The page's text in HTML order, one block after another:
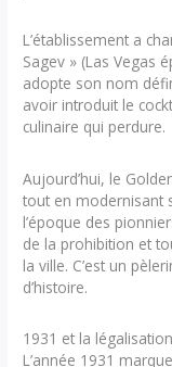
L’établissement a
Sagev » (Las Vegas
adopte son nom
avoir introduit le
culinaire qui perdure.
Aujourd’hui, le
tout en modernisant
l’époque des
de la prohibition et
la ville. C’est un
d’histoire.
1931 et la
L’année 1931